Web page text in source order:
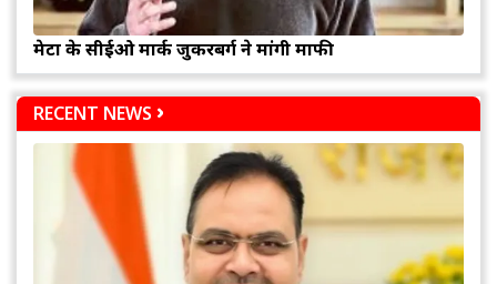
मेटा के सीईओ मार्क जुकरबर्ग ने मांगी माफी
RECENT NEWS